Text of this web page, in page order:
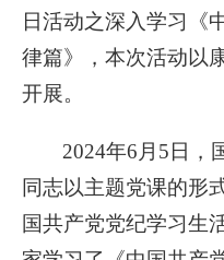
日活动之深入学习《
律篇》，本次活动以
开展。
2024年6月5日，
同志以主题党课的形
国共产党党纪学习生